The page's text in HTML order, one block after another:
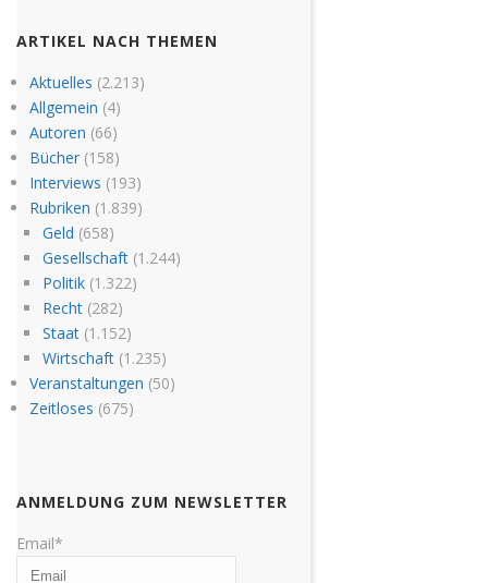
ARTIKEL NACH THEMEN
Aktuelles (2.213)
Allgemein (4)
Autoren (66)
Bücher(158)
Interviews (193)
Rubriken (1.839)
Geld (658)
Gesellschaft(1.244)
Politik(1.322)
Recht(282)
Staat(1.152)
Wirtschaft(1.235)
Veranstaltungen (50)
Zeitloses (675)
ANMELDUNG ZUM NEWSLETTER
Email*